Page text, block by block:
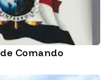
Comando